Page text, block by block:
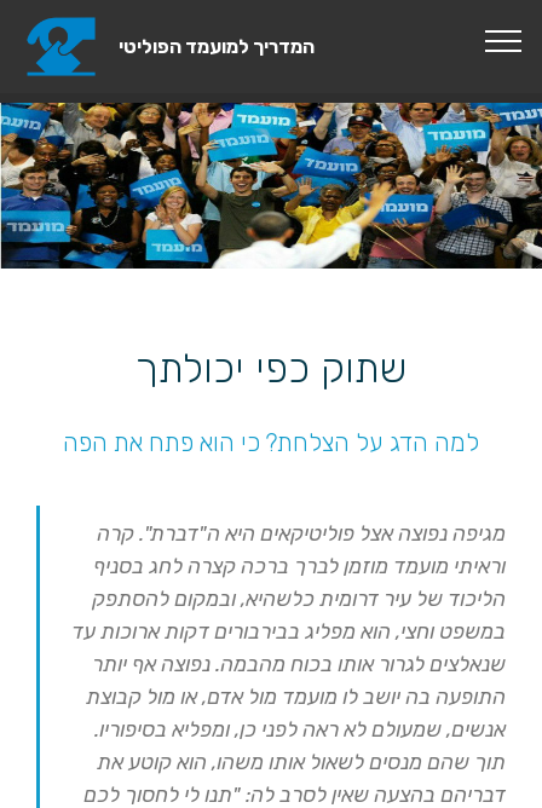
המדריך למועמד הפוליטי© moamad.com המדריך למועמד הפוליטי
שתוק כפי יכולתך
למה הדג על הצלחת? כי הוא פתח את הפה
מגיפה נפוצה אצל פוליטיקאים היא ה"דברת". קרה
וראיתי מועמד מוזמן לברך ברכה קצרה לחג בסניף
הליכוד של עיר דרומית כלשהיא, ובמקום להסתפק
במשפט וחצי, הוא מפליג בבירבורים דקות ארוכות עד
שנאלצים לגרור אותו בכוח מהבמה. נפוצה אף יותר
התופעה בה יושב לו מועמד מול אדם, או מול קבוצת
אנשים, שמעולם לא ראה לפני כן, ומפליא בסיפוריו.
תוך שהם מנסים לשאול אותו משהו, הוא קוטע את
דבריהם בהצעה שאין לסרב לה: "תנו לי לחסוך לכם